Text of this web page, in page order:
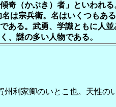
奇（かぶき）者」といわれ
名は宗兵衛。名はいくつもあ
ある。武勇、学識ともに人
、謎の多い人物である。
のいとこ也。天性のいた